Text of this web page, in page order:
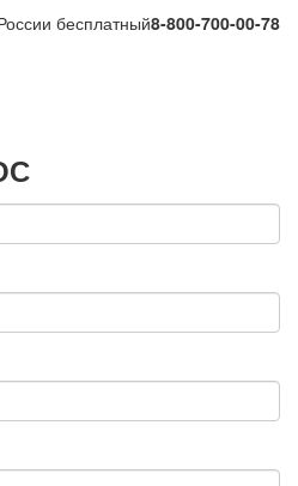
бесплатный8-800-700-00-78